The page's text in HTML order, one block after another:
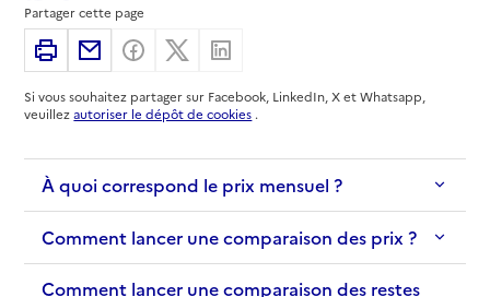
Partager cette page
ImprimerPartager par email
Partager sur Facebook
Partager sur X
Si vous souhaitez partager sur Facebook, LinkedIn, X et Whatsapp,
veuillezautoriser le dépôt de cookies .
À quoi correspond le prix mensuel ?
Comment lancer une comparaison des prix ?
Comment lancer une comparaison des restes